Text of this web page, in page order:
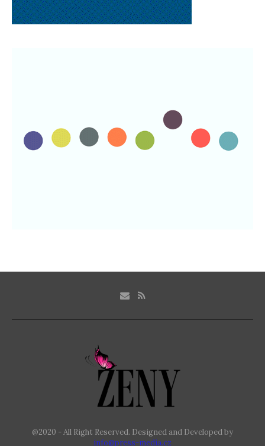
@2020 - All Right Reserved. Designed and Developed by
info@press-media.cz